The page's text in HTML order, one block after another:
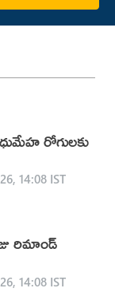
రోగులకు
14:08 IST
రిమాండ్
14:08 IST